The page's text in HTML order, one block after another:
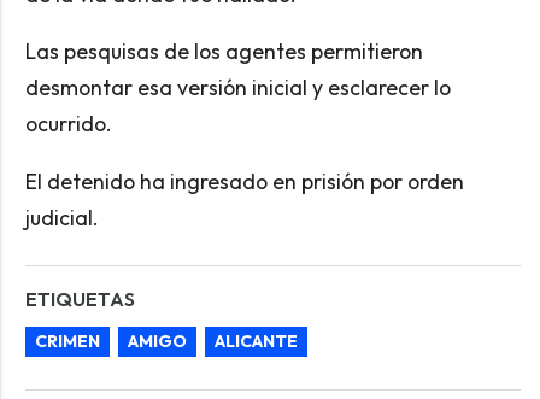
Las pesquisas de los agentes permitieron
desmontar esa versión inicial y esclarecer lo
ocurrido.
El detenido ha ingresado en prisión por orden
judicial.
ETIQUETAS
CRIMEN AMIGO ALICANTE